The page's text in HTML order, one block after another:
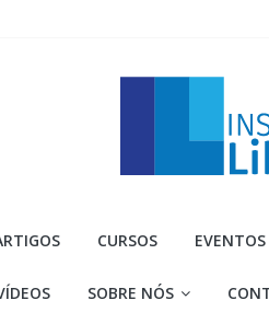
Liberal
CURSOS EVENTOS
SOBRE NÓS